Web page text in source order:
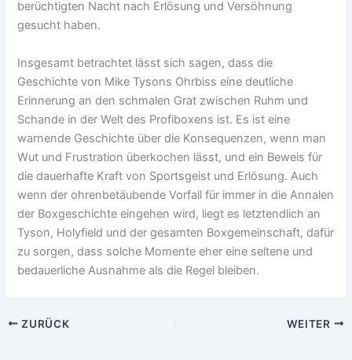
berüchtigten Nacht nach Erlösung und Versöhnung
gesucht haben.
Insgesamt betrachtet lässt sich sagen, dass die
Geschichte von Mike Tysons Ohrbiss eine deutliche
Erinnerung an den schmalen Grat zwischen Ruhm und
Schande in der Welt des Profiboxens ist. Es ist eine
warnende Geschichte über die Konsequenzen, wenn man
Wut und Frustration überkochen lässt, und ein Beweis für
die dauerhafte Kraft von Sportsgeist und Erlösung. Auch
wenn der ohrenbetäubende Vorfall für immer in die Annalen
der Boxgeschichte eingehen wird, liegt es letztendlich an
Tyson, Holyfield und der gesamten Boxgemeinschaft, dafür
zu sorgen, dass solche Momente eher eine seltene und
bedauerliche Ausnahme als die Regel bleiben.
ZURÜCK WEITER